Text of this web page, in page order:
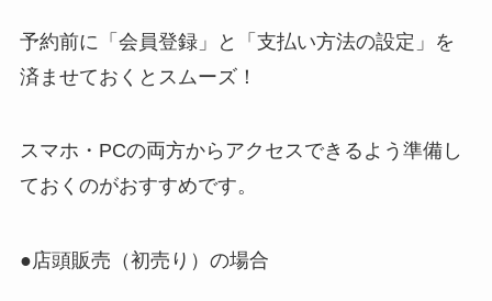
予約前に「会員登録」と「支払い方法の設定」を
済ませておくとスムーズ！
スマホ・PCの両方からアクセスできるよう準備し
ておくのがおすすめです。
●店頭販売（初売り）の場合